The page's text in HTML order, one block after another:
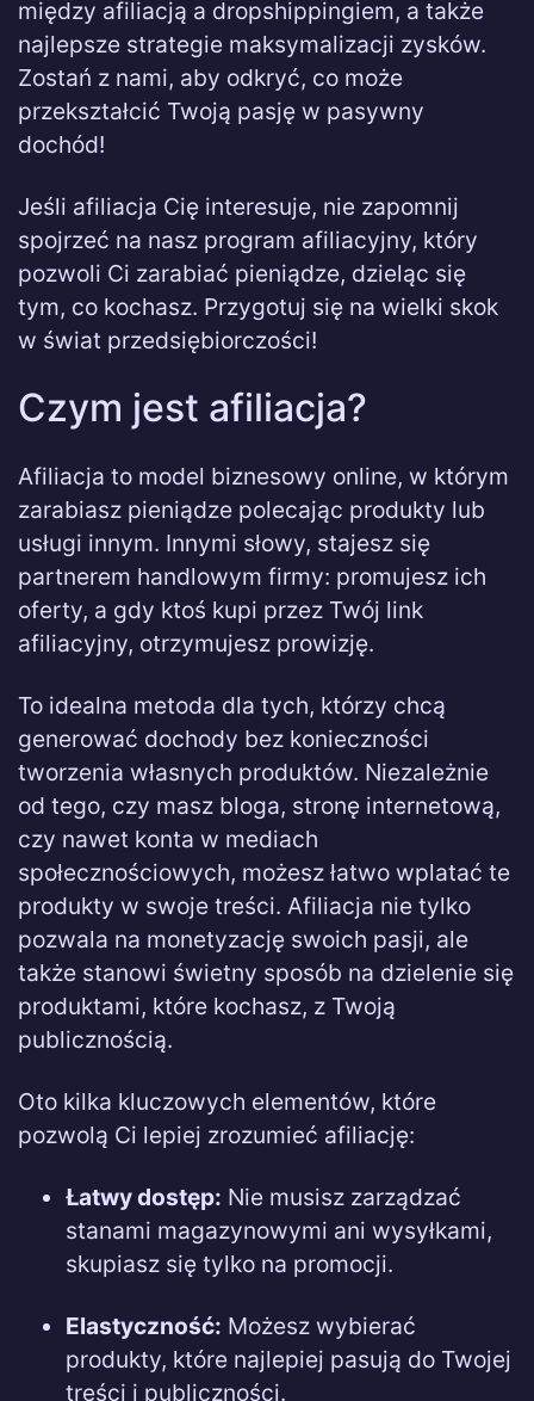
między afiliacją a dropshippingiem, a także
najlepsze strategie maksymalizacji zysków.
Zostań z nami, aby odkryć, co może
przekształcić Twoją pasję w pasywny
dochód!
Jeśli afiliacja Cię interesuje, nie zapomnij
spojrzeć na nasz program afiliacyjny, który
pozwoli Ci zarabiać pieniądze, dzieląc się
tym, co kochasz. Przygotuj się na wielki skok
w świat przedsiębiorczości!
Czym jest afiliacja?
Afiliacja to model biznesowy online, w którym
zarabiasz pieniądze polecając produkty lub
usługi innym. Innymi słowy, stajesz się
partnerem handlowym firmy: promujesz ich
oferty, a gdy ktoś kupi przez Twój link
afiliacyjny, otrzymujesz prowizję.
To idealna metoda dla tych, którzy chcą
generować dochody bez konieczności
tworzenia własnych produktów. Niezależnie
od tego, czy masz bloga, stronę internetową,
czy nawet konta w mediach
społecznościowych, możesz łatwo wplatać te
produkty w swoje treści. Afiliacja nie tylko
pozwala na monetyzację swoich pasji, ale
także stanowi świetny sposób na dzielenie się
produktami, które kochasz, z Twoją
publicznością.
Oto kilka kluczowych elementów, które
pozwolą Ci lepiej zrozumieć afiliację:
Łatwy dostęp: Nie musisz zarządzać
stanami magazynowymi ani wysyłkami,
skupiasz się tylko na promocji.
Elastyczność: Możesz wybierać
produkty, które najlepiej pasują do Twojej
treści i publiczności.